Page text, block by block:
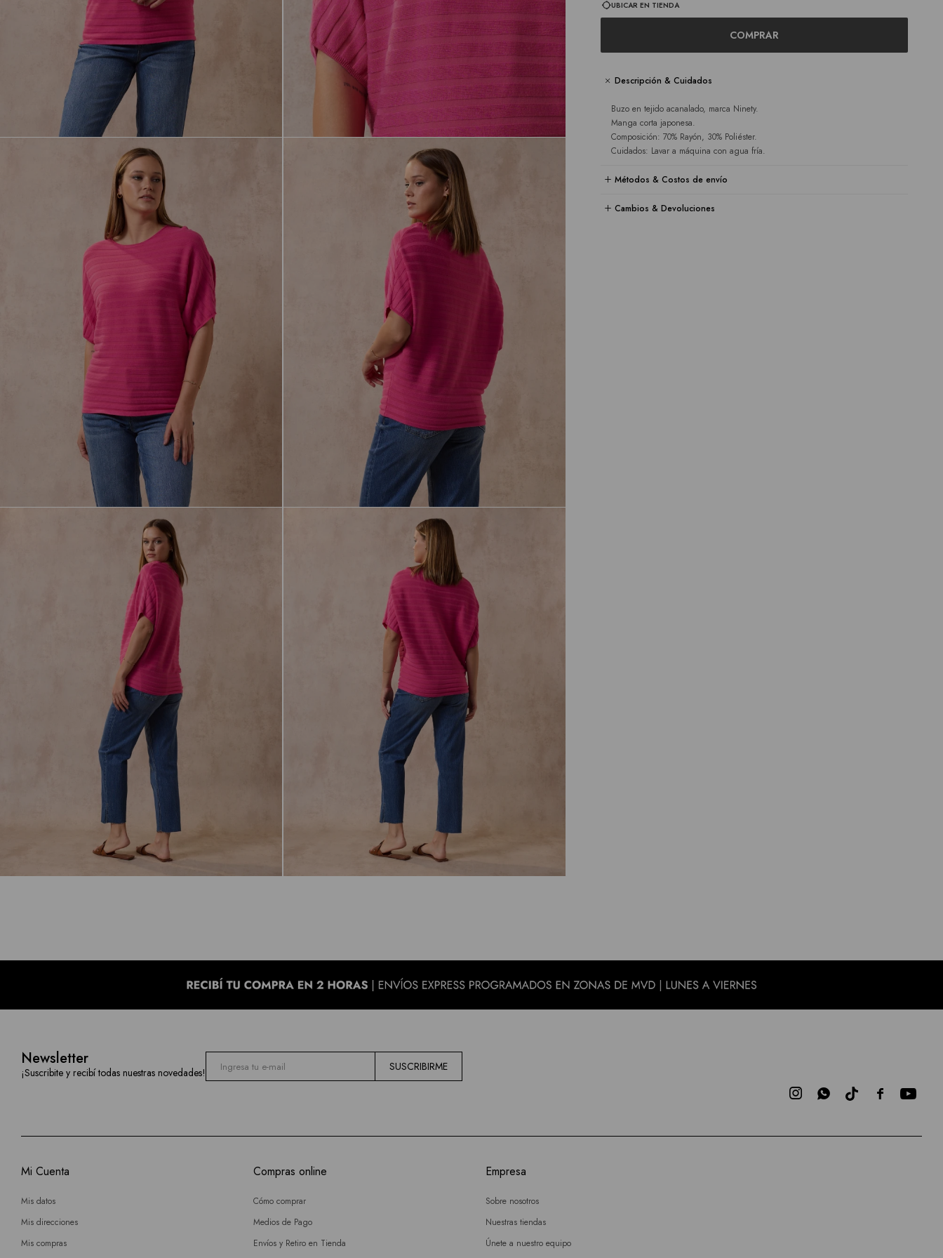
UBICAR EN TIENDA
COMPRAR
Descripción & Cuidados
Buzo en tejido acanalado, marca Ninety.
Manga corta japonesa.
Composición: 70% Rayón, 30% Poliéster.
Cuidados: Lavar a máquina con agua fría.
Métodos & Costos de envío
Cambios & Devoluciones
Newsletter
¡Suscribite y recibí todas nuestras novedades! SUSCRIBIRME

 
Mi Cuenta
Mis datos
Mis direcciones
Mis compras
Compras online
Cómo comprar
Medios de Pago
Envíos y Retiro en Tienda
Empresa
Sobre nosotros
Nuestras tiendas
Únete a nuestro equipo